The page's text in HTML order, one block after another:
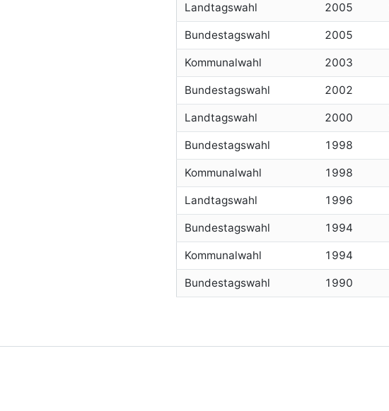
Landtagswahl 2005
Bundestagswahl 2005
Kommunalwahl 2003
Bundestagswahl 2002
Landtagswahl 2000
Bundestagswahl 1998
Kommunalwahl 1998
Landtagswahl 1996
Bundestagswahl 1994
Kommunalwahl 1994
Bundestagswahl 1990